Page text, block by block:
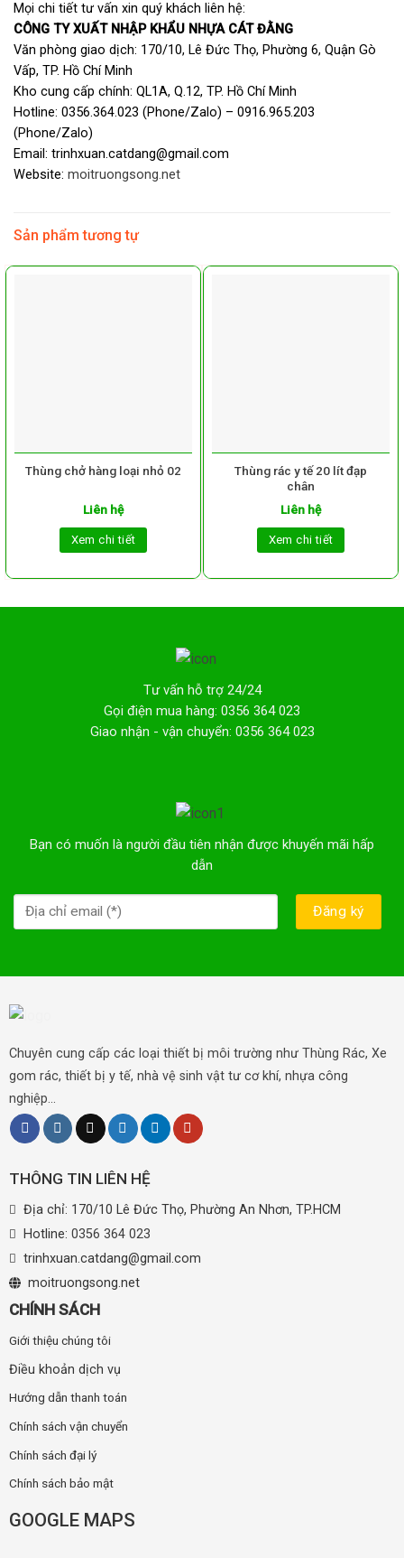
Mọi chi tiết tư vấn xin quý khách liên hệ:
CÔNG TY XUẤT NHẬP KHẨU NHỰA CÁT ĐẰNG
Văn phòng giao dịch: 170/10, Lê Đức Thọ, Phường 6, Quận Gò
Vấp, TP. Hồ Chí Minh
Kho cung cấp chính: QL1A, Q.12, TP. Hồ Chí Minh
Hotline: 0356.364.023 (Phone/Zalo) – 0916.965.203
(Phone/Zalo)
Email: trinhxuan.catdang@gmail.com
Website: moitruongsong.net
Sản phẩm tương tự
Thùng chở hàng loại nhỏ 02
Liên hệ
Xem chi tiết
Thùng rác y tế 20 lít đạp
chân
Liên hệ
Xem chi tiết
Tư vấn hỗ trợ 24/24
Gọi điện mua hàng: 0356 364 023
Giao nhận - vận chuyển: 0356 364 023
Bạn có muốn là người đầu tiên nhận được khuyến mãi hấp
dẫn
Chuyên cung cấp các loại thiết bị môi trường như Thùng Rác, Xe
gom rác, thiết bị y tế, nhà vệ sinh vật tư cơ khí, nhựa công
nghiệp...
THÔNG TIN LIÊN HỆ
Địa chỉ: 170/10 Lê Đức Thọ, Phường An Nhơn, TP.HCM
Hotline: 0356 364 023
trinhxuan.catdang@gmail.com
moitruongsong.net
CHÍNH SÁCH
Giới thiệu chúng tôi
Điều khoản dịch vụ
Hướng dẫn thanh toán
Chính sách vận chuyển
Chính sách đại lý
Chính sách bảo mật
GOOGLE MAPS